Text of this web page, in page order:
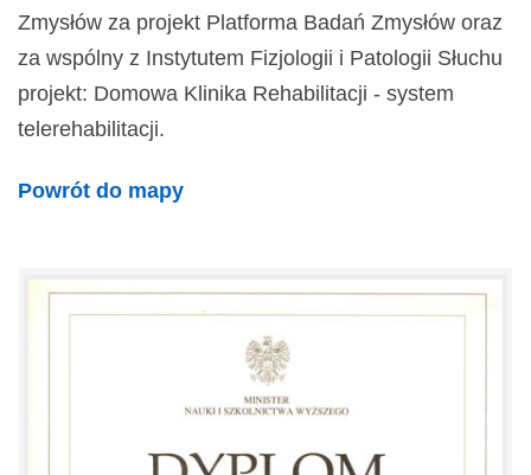
Zmysłów za projekt Platforma Badań Zmysłów oraz
za wspólny z Instytutem Fizjologii i Patologii Słuchu
projekt: Domowa Klinika Rehabilitacji - system
telerehabilitacji.
Powrót do mapy